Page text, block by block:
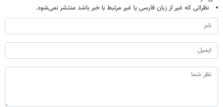
نظراتی که غیر از زبان فارسی یا غیر مرتبط با خبر باشد منتشر نمی‌شود.